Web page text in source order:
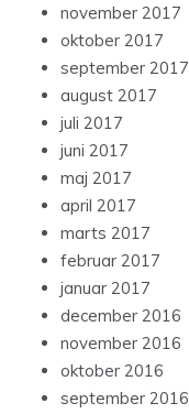
november 2017
oktober 2017
september 2017
august 2017
juli 2017
juni 2017
maj 2017
april 2017
marts 2017
februar 2017
januar 2017
december 2016
november 2016
oktober 2016
september 2016